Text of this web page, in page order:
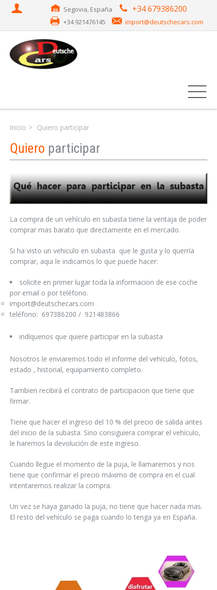
Segovia, España +34 679386200
+34 921476145 import@deutschecars.com
Inicio Quiero participar
Quiero participar
La compra de un vehículo en subasta tiene la ventaja de poder
comprar mas barato que directamente en el mercado.
Si ha visto un vehiculo en subasta que le gusta y lo querría
comprar, aqui le indicamos lo que puede hacer:
solicite en primer lugar toda la informacion de ese coche
por email o por teléfono.
import@deutschecars.com
teléfono: 697386200 / 921483866
indíquenos que quiere participar en la subasta
Nosotros le enviaremos todo el informe del vehículo, fotos,
estado , historial, equipamiento completo.
Tambien recibirá el contrato de participacion que tiene que
firmar.
Tiene que hacer el ingreso del 10 % del precio de salida antes
del inicio de la subasta. Sino consiguiera comprar el vehículo,
le haremos la devolución de este ingreso.
Cuando llegue el momento de la puja, le llamaremos y nos
tiene que confirmar el precio máximo de compra en el cual
intentaremos realizar la compra.
Un vez se haya ganado la puja, no tiene que hacer nada mas.
El resto del vehículo se paga cuando lo tenga ya en España.